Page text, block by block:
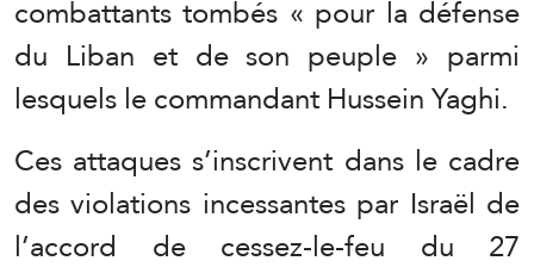
combattants tombés « pour la défense
du Liban et de son peuple » parmi
lesquels le commandant Hussein Yaghi.
Ces attaques s’inscrivent dans le cadre
des violations incessantes par Israël de
l’accord de cessez-le-feu du 27